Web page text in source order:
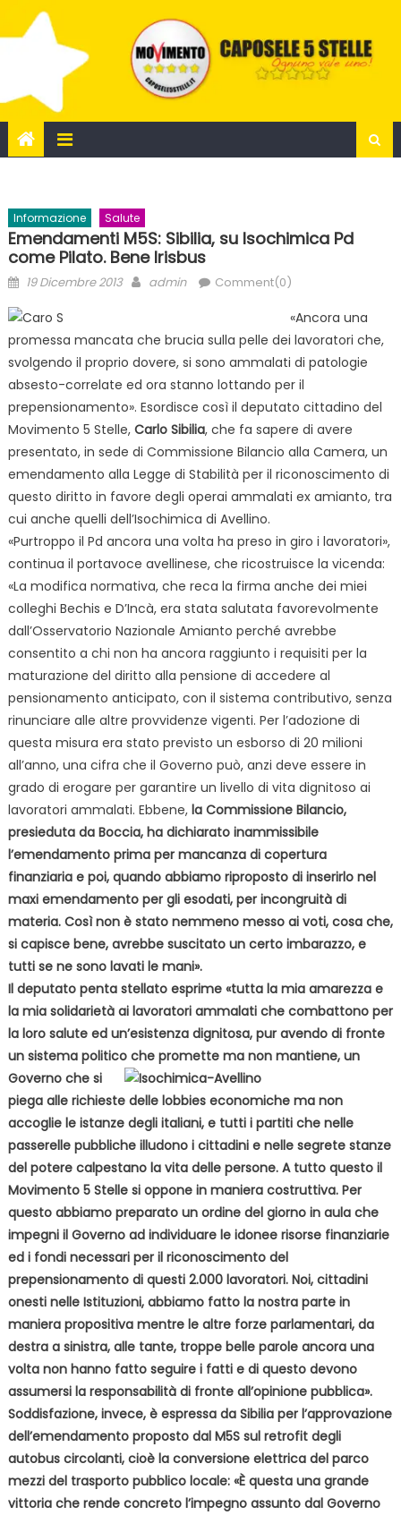
to
Informazione Salute
Emendamenti M5S: Sibilia, su Isochimica Pd
come Pilato. Bene Irisbus
Posted
19 Dicembre 2013 Author
admin Comment(0)
«Ancora una
promessa mancata che brucia sulla pelle dei lavoratori che,
svolgendo il proprio dovere, si sono ammalati di patologie
absesto-correlate ed ora stanno lottando per il
prepensionamento». Esordisce così il deputato cittadino del
Movimento 5 Stelle, Carlo Sibilia, che fa sapere di avere
presentato, in sede di Commissione Bilancio alla Camera, un
emendamento alla Legge di Stabilità per il riconoscimento di
questo diritto in favore degli operai ammalati ex amianto, tra
cui anche quelli dell’Isochimica di Avellino.
«Purtroppo il Pd ancora una volta ha preso in giro i lavoratori»,
continua il portavoce avellinese, che ricostruisce la vicenda:
«La modifica normativa, che reca la firma anche dei miei
colleghi Bechis e D’Incà, era stata salutata favorevolmente
dall’Osservatorio Nazionale Amianto perché avrebbe
consentito a chi non ha ancora raggiunto i requisiti per la
maturazione del diritto alla pensione di accedere al
pensionamento anticipato, con il sistema contributivo, senza
rinunciare alle altre provvidenze vigenti. Per l’adozione di
questa misura era stato previsto un esborso di 20 milioni
all’anno, una cifra che il Governo può, anzi deve essere in
grado di erogare per garantire un livello di vita dignitoso ai
lavoratori ammalati. Ebbene, la Commissione Bilancio,
presieduta da Boccia, ha dichiarato inammissibile
l’emendamento prima per mancanza di copertura
finanziaria e poi, quando abbiamo riproposto di inserirlo nel
maxi emendamento per gli esodati, per incongruità di
materia. Così non è stato nemmeno messo ai voti, cosa che,
si capisce bene, avrebbe suscitato un certo imbarazzo, e
tutti se ne sono lavati le mani».
Il deputato penta stellato esprime «tutta la mia amarezza e
la mia solidarietà ai lavoratori ammalati che combattono per
la loro salute ed un’esistenza dignitosa, pur avendo di fronte
un sistema politico che promette ma non mantiene, un
Governo che si
piega alle richieste delle lobbies economiche ma non
accoglie le istanze degli italiani, e tutti i partiti che nelle
passerelle pubbliche illudono i cittadini e nelle segrete stanze
del potere calpestano la vita delle persone. A tutto questo il
Movimento 5 Stelle si oppone in maniera costruttiva. Per
questo abbiamo preparato un ordine del giorno in aula che
impegni il Governo ad individuare le idonee risorse finanziarie
ed i fondi necessari per il riconoscimento del
prepensionamento di questi 2.000 lavoratori. Noi, cittadini
onesti nelle Istituzioni, abbiamo fatto la nostra parte in
maniera propositiva mentre le altre forze parlamentari, da
destra a sinistra, alle tante, troppe belle parole ancora una
volta non hanno fatto seguire i fatti e di questo devono
assumersi la responsabilità di fronte all’opinione pubblica».
Soddisfazione, invece, è espressa da Sibilia per l’approvazione
dell’emendamento proposto dal M5S sul retrofit degli
autobus circolanti, cioè la conversione elettrica del parco
mezzi del trasporto pubblico locale: «È questa una grande
vittoria che rende concreto l’impegno assunto dal Governo